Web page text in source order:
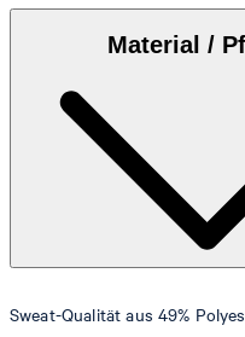
Das Model trägt die Grösse
einem Brustumfang von 83
Größentabelle
Material /
Sweat-Qualität aus 49%